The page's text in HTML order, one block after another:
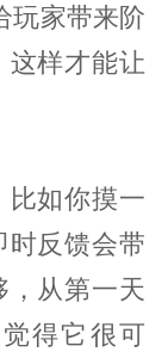
玩家带来阶
这样才能让
比如你摸一
时反馈会带
，从第一天
得它很可